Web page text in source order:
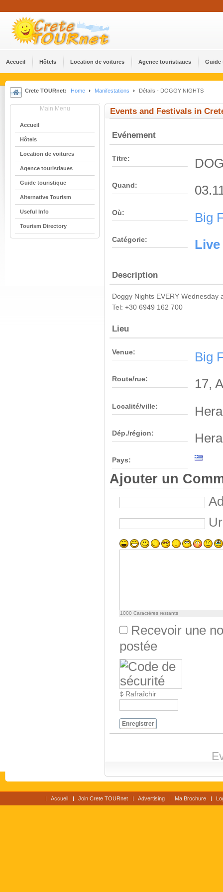
Accueil Hôtels Location de voitures Agence touristiaues Guide
Crete TOURnet: Home Manifestations Détails - DOGGY NIGHTS
Main Menu
Accueil
Hôtels
Location de voitures
Agence touristiaues
Guide touristique
Alternative Tourism
Useful Info
Tourism Directory
Events and Festivals in
Evénement
Titre:
Quand:
Où: Big
Catégorie: Live
Description
Doggy Nights EVERY Wednesday
Tel: +30 6949 162 700
Lieu
Venue: Big
Route/rue: 17,
Localité/ville:
Dép./région:
Pays:
Ajouter un
1000 Caractères restants
Recevoir une
postée
Rafraîchir
Enregistrer
Accueil Join Crete TOURnet Advertising Ma Brochure